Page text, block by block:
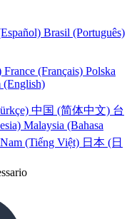
Brasil (Português)
France (Français) Polska
(English)
中国 (简体中文) 台
Malaysia (Bahasa
(Tiếng Việt) 日本 (日